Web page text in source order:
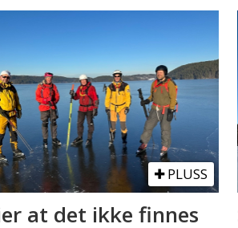
PLUSS
at det ikke finnes